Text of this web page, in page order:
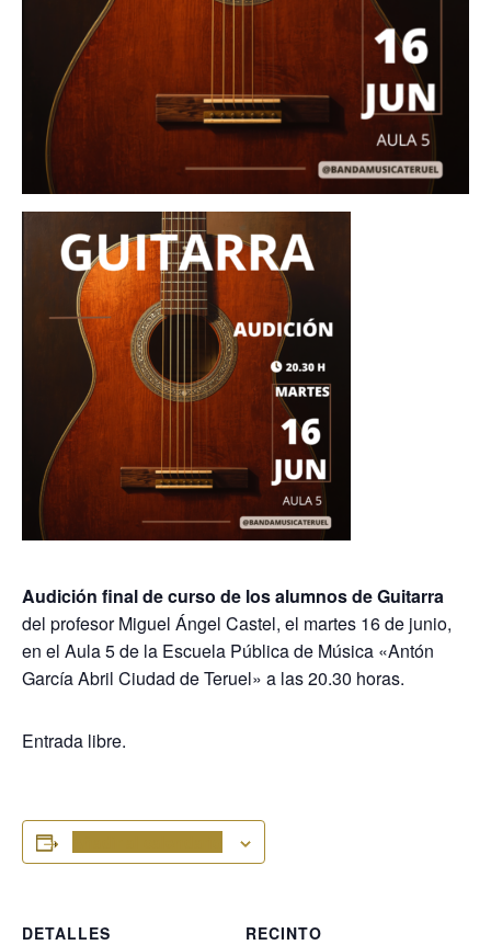
Audición final de curso de los alumnos de Guitarra
del profesor Miguel Ángel Castel, el martes 16 de junio,
en el Aula 5 de la Escuela Pública de Música «Antón
García Abril Ciudad de Teruel» a las 20.30 horas.
Entrada libre.
DETALLES
RECINTO